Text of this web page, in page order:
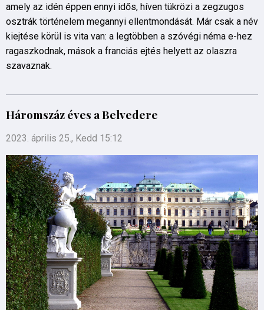
amely az idén éppen ennyi idős, híven tükrözi a zegzugos
osztrák történelem megannyi ellentmondását. Már csak a név
kiejtése körül is vita van: a legtöbben a szóvégi néma e-hez
ragaszkodnak, mások a franciás ejtés helyett az olaszra
szavaznak.
Háromszáz éves a Belvedere
2023. április 25., Kedd 15:12